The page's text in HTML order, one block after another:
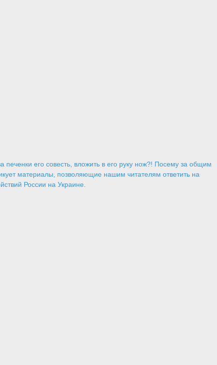
его совесть, вложить в его руку нож?! Посему за общим
материалы, позволяющие нашим читателям ответить на
России на Украине.